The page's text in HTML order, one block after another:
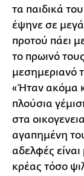
τα παιδικά
έψηνε σε
προτού πάει
το πρωινό
μεσημεριανό
«Ήταν ακόμα
πλούσια
στα
αγαπημένη
αδελφές
κρέας τόσο